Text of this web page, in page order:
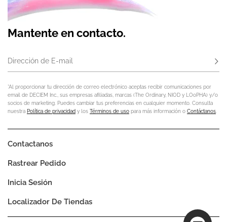
Mantente en contacto.
Dirección de E-mail
*Al proporcionar tu dirección de correo electrónico aceptas recibir comunicaciones por
email de DECIEM Inc., sus empresas afiliadas, marcas (The Ordinary, NIOD y LOoPHA) y/o
socios de marketing. Puedes cambiar tus preferencias en cualquier momento. Consulta
nuestra Política de privacidad y los Términos de uso para más información o Contáctanos
Contactanos
Rastrear Pedido
Inicia Sesión
Localizador De Tiendas